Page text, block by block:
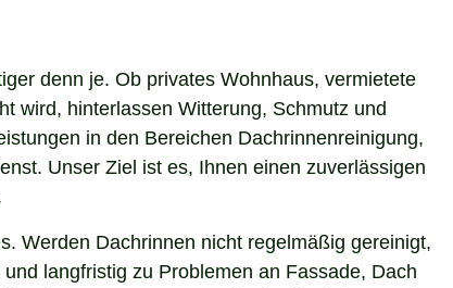
denn je. Ob privates Wohnhaus, vermietete
wird, hinterlassen Witterung, Schmutz und
in den Bereichen Dachrinnenreinigung,
Unser Ziel ist es, Ihnen einen zuverlässigen
Werden Dachrinnen nicht regelmäßig gereinigt,
langfristig zu Problemen an Fassade, Dach